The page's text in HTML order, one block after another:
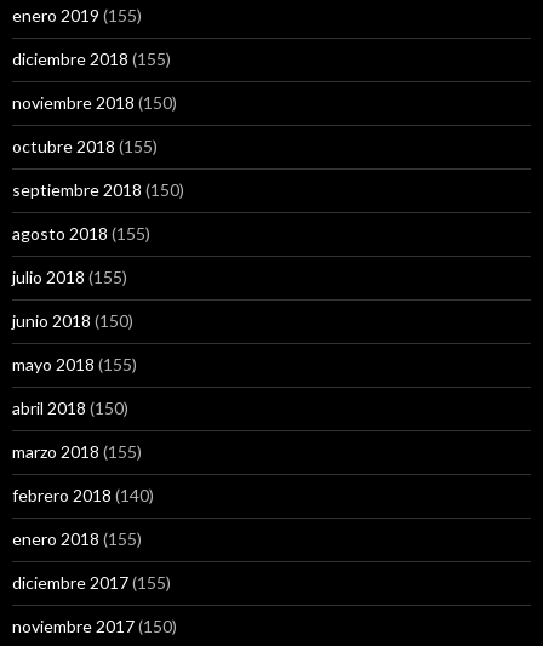
enero 2019 (155)
diciembre 2018 (155)
noviembre 2018 (150)
octubre 2018 (155)
septiembre 2018 (150)
agosto 2018 (155)
julio 2018 (155)
junio 2018 (150)
mayo 2018 (155)
abril 2018 (150)
marzo 2018 (155)
febrero 2018 (140)
enero 2018 (155)
diciembre 2017(155)
noviembre 2017(150)